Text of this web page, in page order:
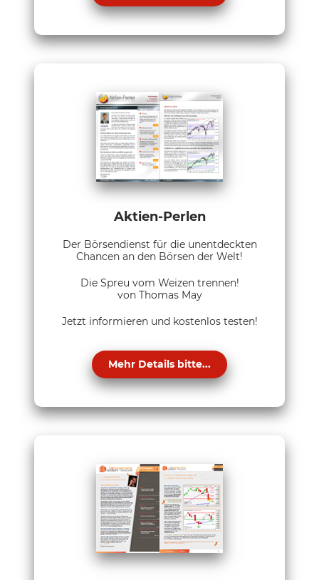
Aktien-Perlen
Der Börsendienst für die unentdeckten
Chancen an den Börsen der Welt!
Die Spreu vom Weizen trennen!
von Thomas May
Jetzt informieren und kostenlos testen!
Mehr Details bitte...